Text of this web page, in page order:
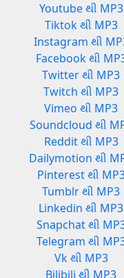
Youtube થી MP3
Tiktok થી MP3
Instagram થી
Facebook થી
Twitter થી MP3
Twitch થી MP3
Vimeo થી MP3
Soundcloud થી
Reddit થી MP3
Dailymotion થી
Pinterest થી
Tumblr થી MP3
Linkedin થી MP3
Snapchat થી
Telegram થી
Vk થી MP3
Bilibili થી MP3